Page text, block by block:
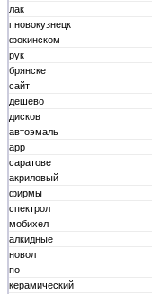
лак
г.новокузнецк
фокинском
рук
брянске
сайт
дешево
дисков
автоэмаль
app
саратове
акриловый
фирмы
спектрол
мобихел
алкидные
новол
по
керамический